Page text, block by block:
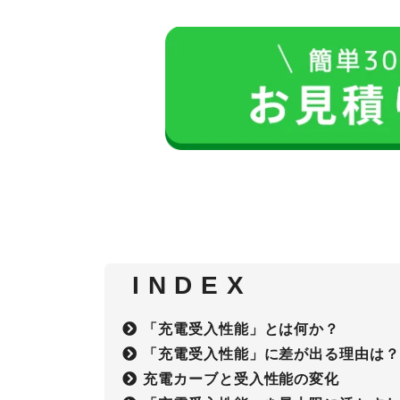
I N D E X
「充電受入性能」とは何か？
「充電受入性能」に差が出る理由は？
充電カーブと受入性能の変化